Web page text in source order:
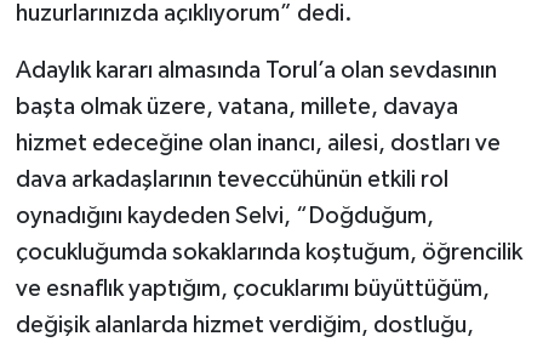
huzurlarınızda açıklıyorum” dedi.
Adaylık kararı almasında Torul’a olan sevdasının
başta olmak üzere, vatana, millete, davaya
hizmet edeceğine olan inancı, ailesi, dostları ve
dava arkadaşlarının teveccühünün etkili rol
oynadığını kaydeden Selvi, “Doğduğum,
çocukluğumda sokaklarında koştuğum, öğrencilik
ve esnaflık yaptığım, çocuklarımı büyüttüğüm,
değişik alanlarda hizmet verdiğim, dostluğu,